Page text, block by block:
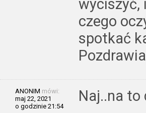
wyciszyć,
czego
spotkać
ANONIM mówi:
maj 22, 2021
o godzinie 21:54
Naj..na to